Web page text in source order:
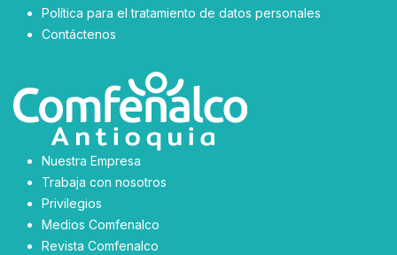
Política para el tratamiento de datos personales
Contáctenos
Nuestra Empresa
Trabaja con nosotros
Privilegios
Medios Comfenalco
Revista Comfenalco